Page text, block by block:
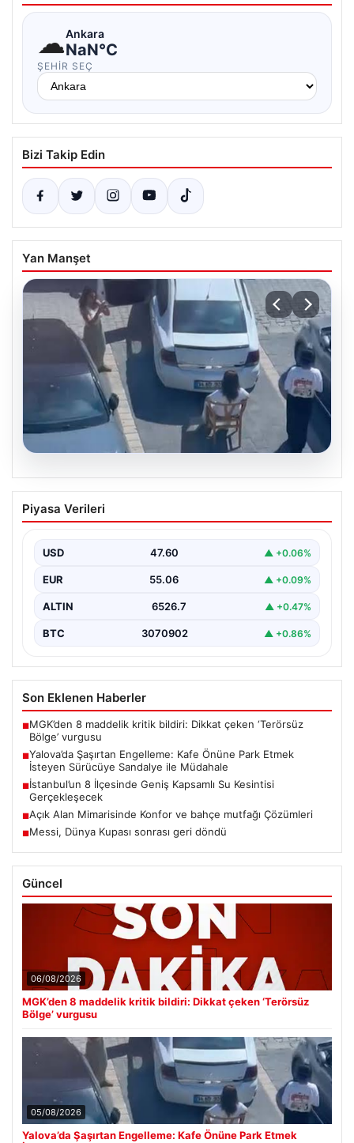
☁Ankara
NaN°C
ŞEHIR SEÇ
Bizi Takip Edin
Yan Manşet
05.08.2026
Yalova’da Şaşırtan Engelleme: Kafe
Önüne Park Etmek İsteyen Sürücüye
Yalova'da yaşanan sıra dışı bir olay, gündeme damgasını
Piyasa Verileri
USD 47.60 ▲ +0.06%
EUR 55.06 ▲ +0.09%
ALTIN 6526.7 ▲ +0.47%
BTC 3070902 ▲ +0.86%
Son Eklenen Haberler
■MGK’den 8 maddelik kritik bildiri: Dikkat çeken ‘Terörsüz
Bölge’ vurgusu
■Yalova’da Şaşırtan Engelleme: Kafe Önüne Park Etmek
İsteyen Sürücüye Sandalye ile Müdahale
■İstanbul’un 8 İlçesinde Geniş Kapsamlı Su Kesintisi
Gerçekleşecek
■Açık Alan Mimarisinde Konfor ve bahçe mutfağı Çözümleri
■Messi, Dünya Kupası sonrası geri döndü
Güncel
06/08/2026
MGK’den 8 maddelik kritik bildiri: Dikkat çeken ‘Terörsüz
Bölge’ vurgusu
05/08/2026
Yalova’da Şaşırtan Engelleme: Kafe Önüne Park Etmek